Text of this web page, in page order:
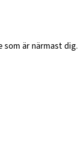
som är närmast dig.